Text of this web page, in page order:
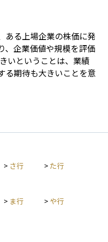
ある上場企業の株価に発
、企業価値や規模を評価
いということは、業績
る期待も大きいことを意
> さ行 > た行
> ま行 > や行